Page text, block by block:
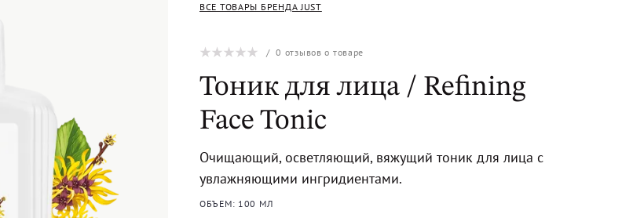
ВСЕ ТОВАРЫ БРЕНДА JUST
/0 отзывов о товаре
Тоник для лица / Refining
Face Tonic
Очищающий, осветляющий, вяжущий тоник для лица с
увлажняющими ингридиентами.
ОБЪЕМ: 100 МЛ